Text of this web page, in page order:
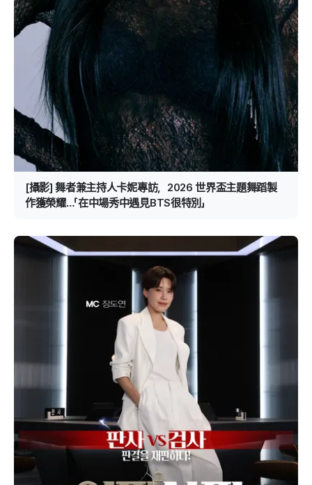
[攝影] 舞者兼主持人卡妮專訪，2026 世界盃主題舞蹈製
作獲榮耀…「在中場秀中遇見BTS很特別」